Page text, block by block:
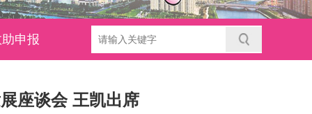
助申报
座谈会 王凯出席